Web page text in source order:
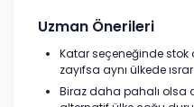
Uzman Önerileri
Katar seçeneğinde stok
zayıfsa aynı ülkede
Biraz daha pahalı olsa